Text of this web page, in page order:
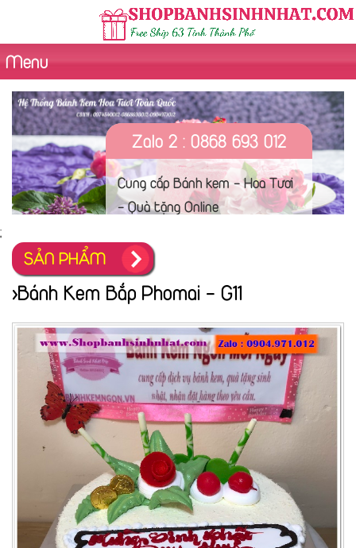
Menu
Zalo 2 : 0868 693 012
Cung cấp Bánh kem - Hoa Tươi
- Quà tặng Online
;
SẢN PHẨM
>Bánh Kem Bắp Phomai - G11